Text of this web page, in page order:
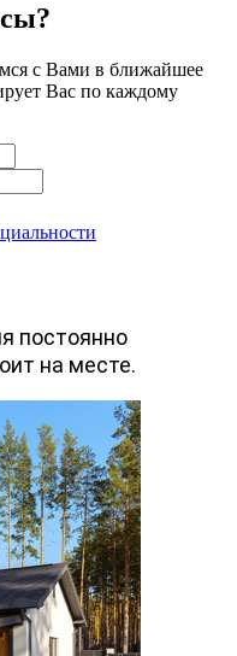
с Вами в ближайшее
Вас по каждому
постоянно
на месте.